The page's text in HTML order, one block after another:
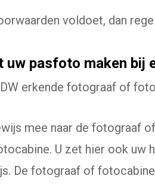
voldoet, dan
uw pasfoto maken bij
erkende fotograaf of
mee naar de fotograaf
U zet hier ook uw
De fotograaf of